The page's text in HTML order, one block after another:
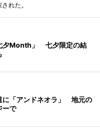
れた。
夕Month」 七夕限定の結
に「アンドネオラ」 地元の
ーで